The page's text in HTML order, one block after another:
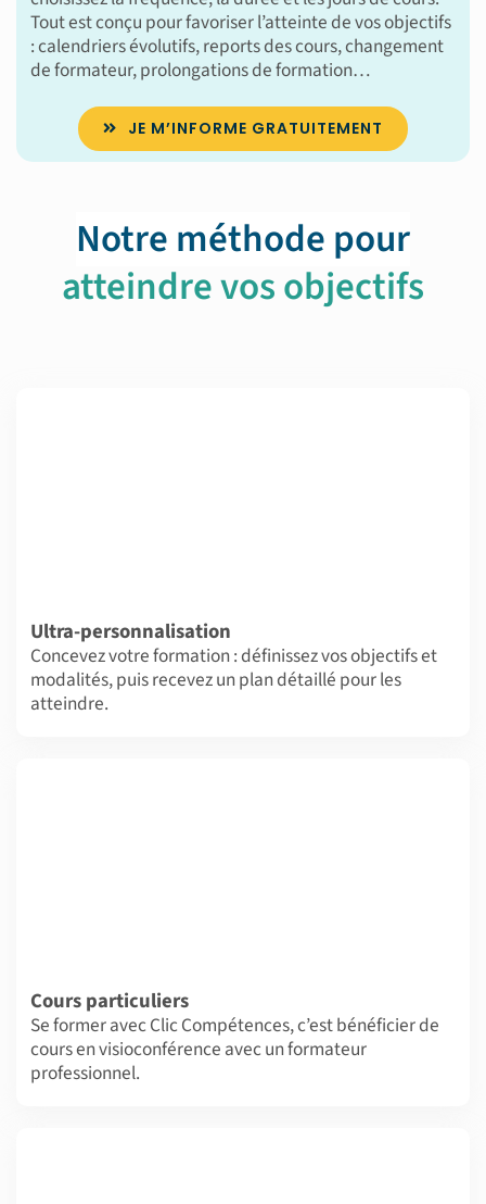
Tout est conçu pour favoriser l’atteinte de vos objectifs
: calendriers évolutifs, reports des cours, changement
de formateur, prolongations de formation…
JE M’INFORME GRATUITEMENT
Notre méthode pour
atteindre vos objectifs
Ultra-personnalisation
Concevez votre formation : définissez vos objectifs et
modalités, puis recevez un plan détaillé pour les
atteindre.
Cours particuliers
Se former avec Clic Compétences, c’est bénéficier de
cours en visioconférence avec un formateur
professionnel.